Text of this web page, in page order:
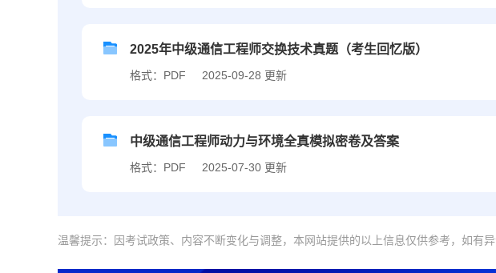
2025年中级通信工程师交换技术真题（考生回忆版）
格式：PDF 2025-09-28 更新
中级通信工程师动力与环境全真模拟密卷及答案
格式：PDF 2025-07-30 更新
温馨提示：因考试政策、内容不断变化与调整，本网站提供的以上信息仅供参考，如有